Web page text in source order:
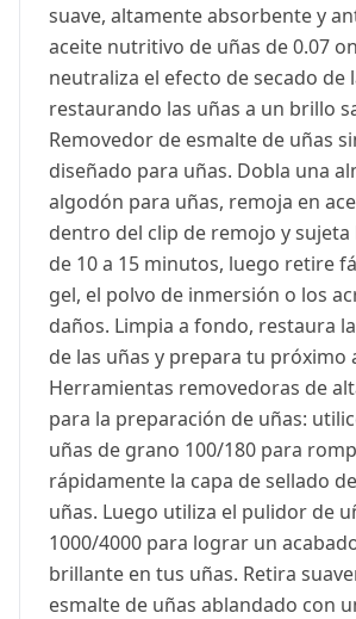
suave, altamente absorbente y
aceite nutritivo de uñas de 0.07
neutraliza el efecto de secado de
restaurando las uñas a un brillo
Removedor de esmalte de uñas
diseñado para uñas. Dobla una
algodón para uñas, remoja en
dentro del clip de remojo y sujeta
de 10 a 15 minutos, luego retire
gel, el polvo de inmersión o los
daños. Limpia a fondo, restaura
de las uñas y prepara tu próximo
Herramientas removedoras de
para la preparación de uñas:
uñas de grano 100/180 para
rápidamente la capa de sellado
uñas. Luego utiliza el pulidor de
1000/4000 para lograr un
brillante en tus uñas. Retira
esmalte de uñas ablandado con